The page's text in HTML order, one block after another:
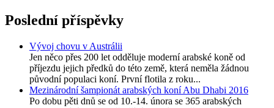
Poslední příspěvky
Vývoj chovu v Austrálii
Jen něco přes 200 let odděluje moderní arabské koně od
příjezdu jejich předků do této země, která neměla žádnou
původní populaci koní. První flotila z roku...
Mezinárodní šampionát arabských koní Abu Dhabi 2016
Po dobu pěti dnů se od 10.-14. února se 365 arabských